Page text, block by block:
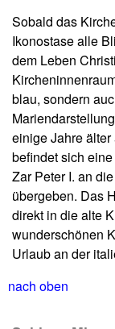
Sobald das
Ikonostase alle
dem Leben
blau, sondern
einige Jahre
befindet sich
Zar Peter I. an
übergeben. Das
direkt in die alte
wunderschönen
Urlaub an der
nach oben